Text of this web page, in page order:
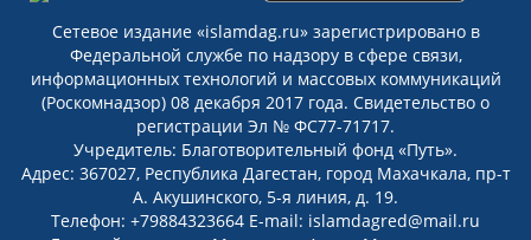
Сетевое издание «islamdag.ru» зарегистрировано в
Федеральной службе по надзору в сфере связи,
информационных технологий и массовых коммуникаций
(Роскомнадзор) 08 декабря 2017 года. Свидетельство о
регистрации Эл № ФС77-71717.
Учредитель: Благотворительный фонд «Путь».
Адрес: 367027, Республика Дагестан, город Махачкала, пр-т
А. Акушинского, 5-я линия, д. 19.
Телефон: +79884323664 E-mail: islamdagred@mail.ru